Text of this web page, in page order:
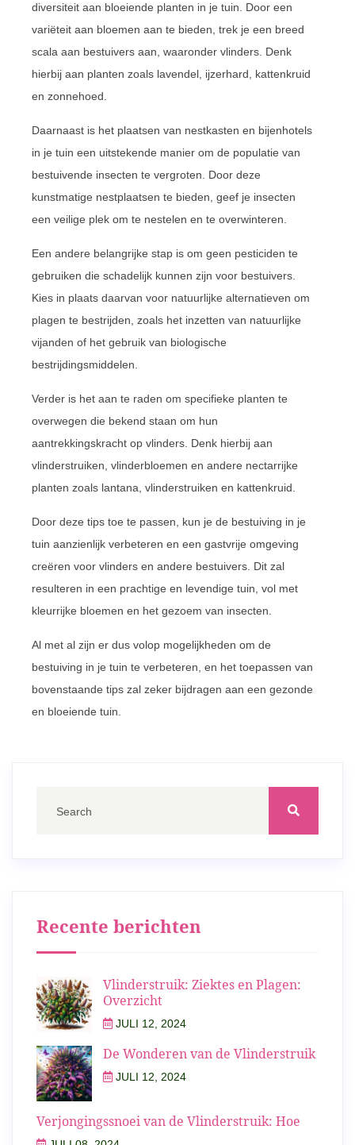
diversiteit aan bloeiende planten in je tuin. Door een
variëteit aan bloemen aan te bieden, trek je een breed
scala aan bestuivers aan, waaronder vlinders. Denk
hierbij aan planten zoals lavendel, ijzerhard, kattenkruid
en zonnehoed.
Daarnaast is het plaatsen van nestkasten en bijenhotels
in je tuin een uitstekende manier om de populatie van
bestuivende insecten te vergroten. Door deze
kunstmatige nestplaatsen te bieden, geef je insecten
een veilige plek om te nestelen en te overwinteren.
Een andere belangrijke stap is om geen pesticiden te
gebruiken die schadelijk kunnen zijn voor bestuivers.
Kies in plaats daarvan voor natuurlijke alternatieven om
plagen te bestrijden, zoals het inzetten van natuurlijke
vijanden of het gebruik van biologische
bestrijdingsmiddelen.
Verder is het aan te raden om specifieke planten te
overwegen die bekend staan om hun
aantrekkingskracht op vlinders. Denk hierbij aan
vlinderstruiken, vlinderbloemen en andere nectarrijke
planten zoals lantana, vlinderstruiken en kattenkruid.
Door deze tips toe te passen, kun je de bestuiving in je
tuin aanzienlijk verbeteren en een gastvrije omgeving
creëren voor vlinders en andere bestuivers. Dit zal
resulteren in een prachtige en levendige tuin, vol met
kleurrijke bloemen en het gezoem van insecten.
Al met al zijn er dus volop mogelijkheden om de
bestuiving in je tuin te verbeteren, en het toepassen van
bovenstaande tips zal zeker bijdragen aan een gezonde
en bloeiende tuin.
Recente berichten
Vlinderstruik: Ziektes en Plagen:
Overzicht
JULI 12, 2024
De Wonderen van de Vlinderstruik
JULI 12, 2024
Verjongingssnoei van de Vlinderstruik: Hoe